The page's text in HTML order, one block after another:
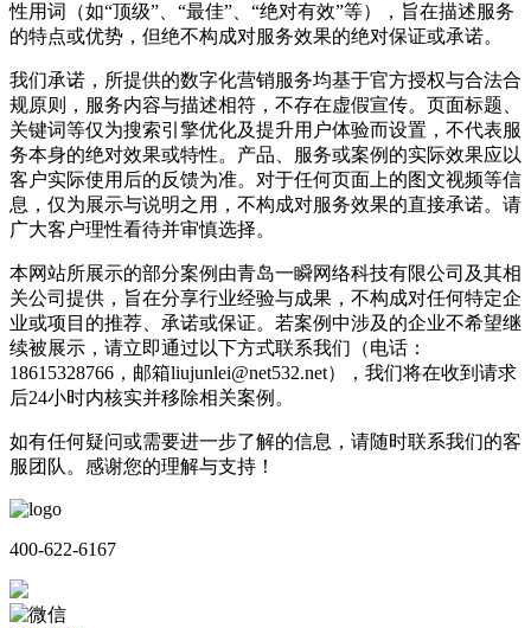
性用词（如“顶级”、“最佳”、“绝对有效”等），旨在描述服务
的特点或优势，但绝不构成对服务效果的绝对保证或承诺。
我们承诺，所提供的数字化营销服务均基于官方授权与合法合
规原则，服务内容与描述相符，不存在虚假宣传。页面标题、
关键词等仅为搜索引擎优化及提升用户体验而设置，不代表服
务本身的绝对效果或特性。产品、服务或案例的实际效果应以
客户实际使用后的反馈为准。对于任何页面上的图文视频等信
息，仅为展示与说明之用，不构成对服务效果的直接承诺。请
广大客户理性看待并审慎选择。
本网站所展示的部分案例由青岛一瞬网络科技有限公司及其相
关公司提供，旨在分享行业经验与成果，不构成对任何特定企
业或项目的推荐、承诺或保证。若案例中涉及的企业不希望继
续被展示，请立即通过以下方式联系我们（电话：
18615328766，邮箱liujunlei@net532.net），我们将在收到请求
后24小时内核实并移除相关案例。
如有任何疑问或需要进一步了解的信息，请随时联系我们的客
服团队。感谢您的理解与支持！
400-622-6167